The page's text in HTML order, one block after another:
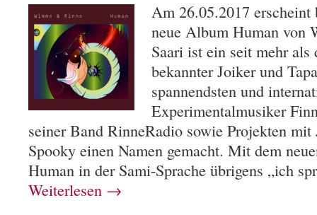
Am 26.05.2017
neue Album Human von
Saari ist ein seit mehr
bekannter Joiker und
spannendsten und
Experimentalmusiker
seiner Band RinneRadio sowie Projekten
Spooky einen Namen gemacht. Mit dem
Human in der Sami-Sprache übrigens „ich
Weiterlesen →